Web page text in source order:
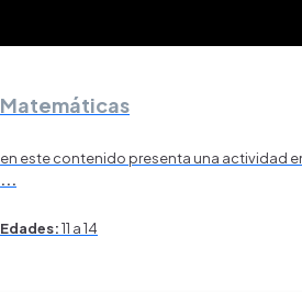
Matemáticas
en este contenido presenta una actividad
...
Edades:11 a 14